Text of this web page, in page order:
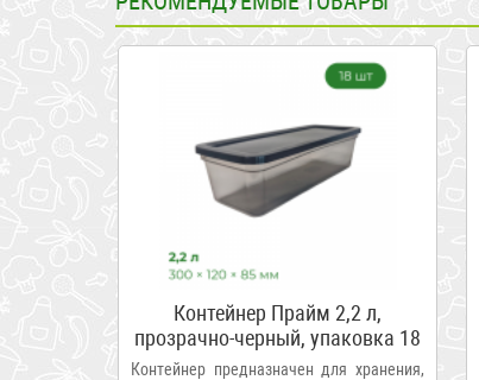
Контейнер Прайм 2,2 л,
прозрачно-черный, упаковка 18
шт
Контейнер предназначен для хранения,